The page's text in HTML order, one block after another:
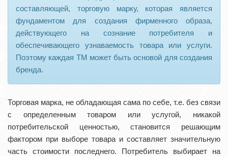
составляющей, торговую марку, которая является
фундаментом для создания фирменного образа,
действующего на сознание потребителя и
обеспечивающего узнаваемость товара или услуги.
Поэтому каждая ТМ может быть основой для создания
бренда.
Торговая марка, не обладающая сама по себе, т.е. без связи
с определенным товаром или услугой, никакой
потребительской ценностью, становится решающим
фактором при выборе товара и составляет значительную
часть стоимости последнего. Потребитель выбирает на